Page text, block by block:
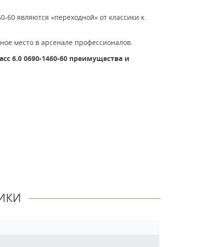
являются «переходной» от классики к
место в арсенале профессионалов.
6.0 0690-1460-60 преимущества и